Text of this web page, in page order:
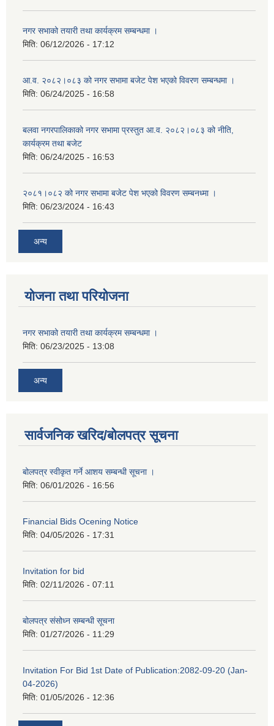
नगर सभाको तयारी तथा कार्यक्रम सम्बन्धमा ।
मिति: 06/12/2026 - 17:12
आ.व. २०८२।०८३ को नगर सभामा बजेट पेश भएको विवरण सम्बन्धमा ।
मिति: 06/24/2025 - 16:58
बलवा नगरपालिकाको नगर सभामा प्रस्तुत आ.व. २०८२।०८३ को नीति,
कार्यक्रम तथा बजेट
मिति: 06/24/2025 - 16:53
२०८१।०८२ को नगर सभामा बजेट पेश भएको विवरण सम्बनध्मा ।
मिति: 06/23/2024 - 16:43
अन्य
योजना तथा परियोजना
नगर सभाको तयारी तथा कार्यक्रम सम्बन्धमा ।
मिति: 06/23/2025 - 13:08
अन्य
सार्वजनिक खरिद/बोलपत्र सूचना
बोलपत्र स्वीकृत गर्ने आशय सम्बन्धी सूचना ।
मिति: 06/01/2026 - 16:56
Financial Bids Ocening Notice
मिति: 04/05/2026 - 17:31
Invitation for bid
मिति: 02/11/2026 - 07:11
बोलपत्र संसोध्न सम्बन्धी सूचना
मिति: 01/27/2026 - 11:29
Invitation For Bid 1st Date of Publication:2082-09-20 (Jan-
04-2026)
मिति: 01/05/2026 - 12:36